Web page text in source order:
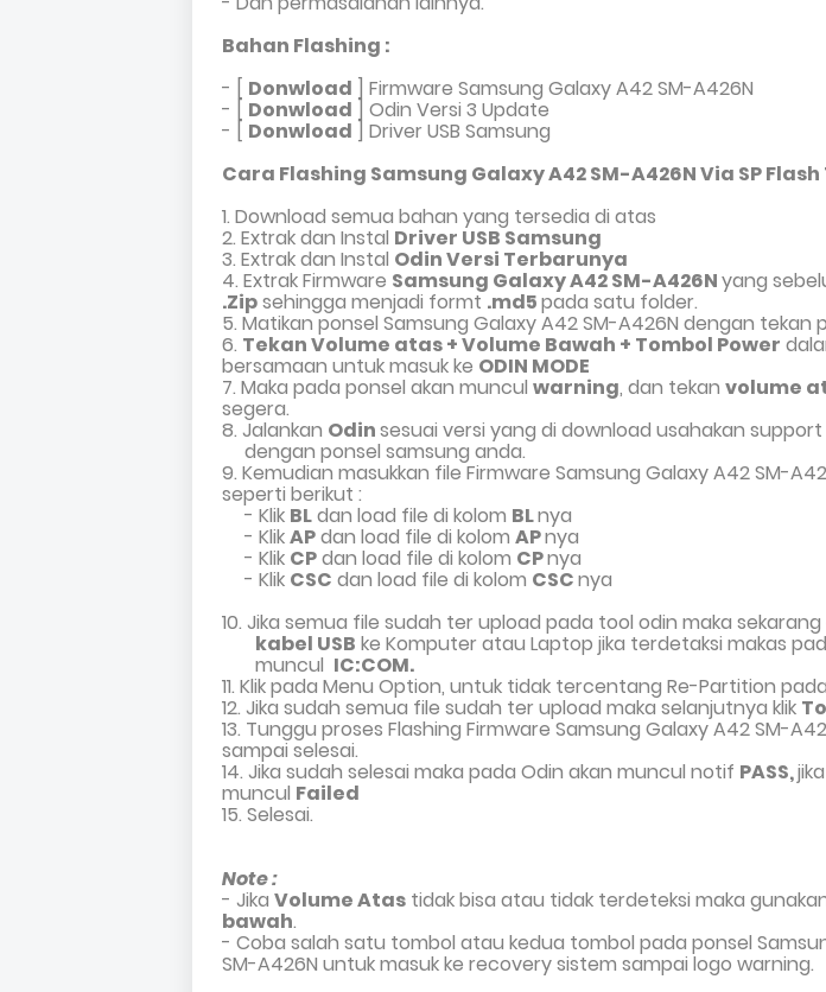
Bahan Flashing :
- [ Donwload ] Firmware Samsung Galaxy A42 SM-A426N
- [ Donwload ] Odin Versi 3 Update
- [ Donwload ] Driver USB Samsung
Cara Flashing Samsung Galaxy A42 SM-A426N Via SP Flash
1. Download semua bahan yang tersedia di atas
2. Extrak dan Instal Driver USB Samsung
3. Extrak dan Instal Odin Versi Terbarunya
4. Extrak Firmware Samsung Galaxy A42 SM-A426Nyang
.Zipsehingga menjadi formt .md5pada satu folder.
5. Matikan ponsel Samsung Galaxy A42 SM-A426N dengan tekan
6. Tekan Volume atas + Volume Bawah + Tombol Power
bersamaan untuk masuk ke ODIN MODE
7. Maka pada ponsel akan muncul warning, dan tekan volume
segera.
8. Jalankan Odinsesuai versi yang di download usahakan
dengan ponsel samsung anda.
9. Kemudian masukkan file Firmware Samsung Galaxy A42 SM-
seperti berikut :
- Klik BLdan load file di kolom BLnya
- KlikAPdan load file di kolom APnya
- Klik CPdan load file di kolom CPnya
- Klik CSC dan load file di kolom CSCnya
10. Jika semua file sudah ter upload pada tool odin maka
kabel USB ke Komputer atau Laptop jika terdetaksi makas
muncul IC:COM.
11. Klik pada Menu Option, untuk tidak tercentang Re-Partition
12. Jika sudah semua file sudah ter upload maka selanjutnya klik
13. Tunggu proses Flashing Firmware Samsung Galaxy A42 SM-
sampai selesai.
14. Jika sudah selesai maka pada Odin akan muncul notif PASS,
muncul Failed
15. Selesai.
Note :
- Jika Volume Atas tidak bisa atau tidak terdeteksi maka
bawah.
- Coba salah satu tombol atau kedua tombol pada ponsel
SM-A426N untuk masuk ke recovery sistem sampai logo warning.